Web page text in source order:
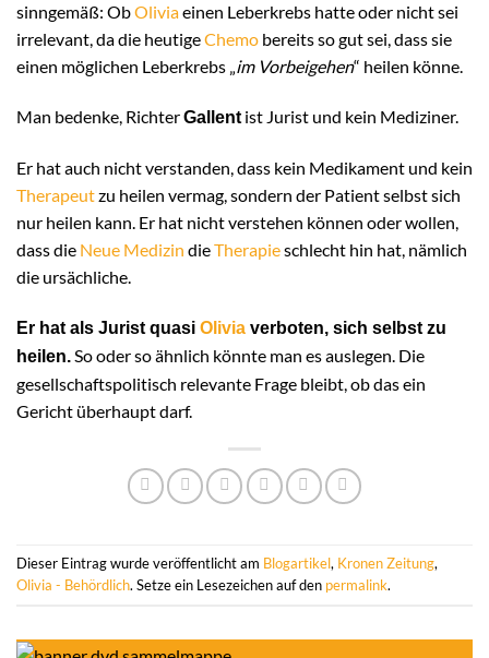
sinngemäß: ObOliviaeinen Leberkrebs hatte oder nicht sei
irrelevant, da die heutigeChemo bereits so gut sei, dass sie
einen möglichen Leberkrebs „im Vorbeigehen“ heilen könne.
Man bedenke, RichterGallent ist Jurist und kein Mediziner.
Er hat auch nicht verstanden, dass kein Medikament und kein
Therapeutzu heilen vermag, sondern der Patient selbst sich
nur heilen kann. Er hat nicht verstehen können oder wollen,
dass die Neue Medizin dieTherapieschlecht hin hat, nämlich
die ursächliche.
Er hat als Jurist quasi Olivia verboten, sich selbst zu
heilen. So oder so ähnlich könnte man es auslegen. Die
gesellschaftspolitisch relevante Frage bleibt, ob das ein
Gericht überhaupt darf.
Dieser Eintrag wurde veröffentlicht am Blogartikel, Kronen Zeitung,
Olivia - Behördlich. Setze ein Lesezeichen auf den permalink.